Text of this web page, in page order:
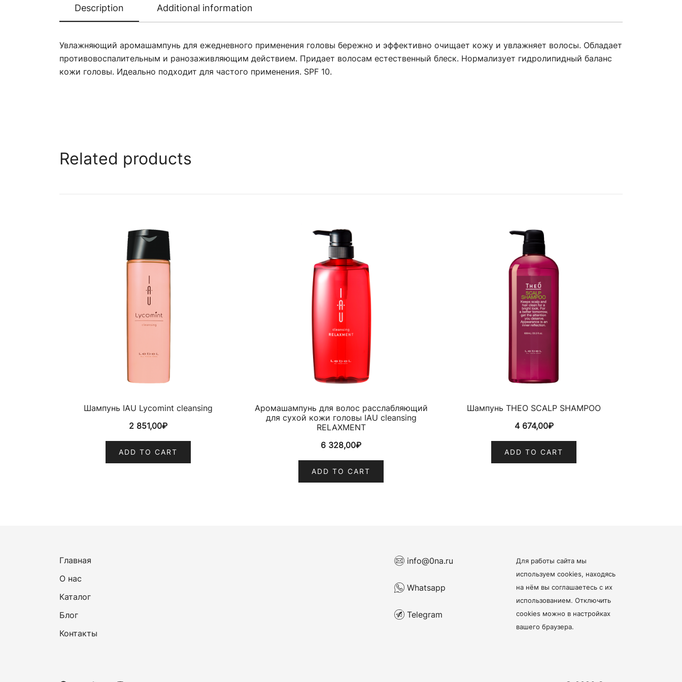
Description Additional information
Увлажняющий аромашампунь для ежедневного применения головы бережно и эффективно очищает кожу и увлажняет волосы. Обладает
противовоспалительным и ранозаживляющим действием. Придает волосам естественный блеск. Нормализует гидролипидный баланс
кожи головы. Идеально подходит для частого применения. SPF 10.
Related products
Шампунь IAU Lycomint cleansing
2 851,00₽
ADD TO CART
Аромашампунь для волос расслабляющий
для сухой кожи головы IAU cleansing
RELAXMENT
6 328,00₽
ADD TO CART
Шампунь THEO SCALP SHAMPOO
4 674,00₽
ADD TO CART
Главная
О нас
Каталог
Блог
Контакты
info@0na.ru
Whatsapp
Telegram
Для работы сайта мы
используем cookies, находясь
на нём вы соглашаетесь с их
использованием. Отключить
cookies можно в настройках
вашего браузера.